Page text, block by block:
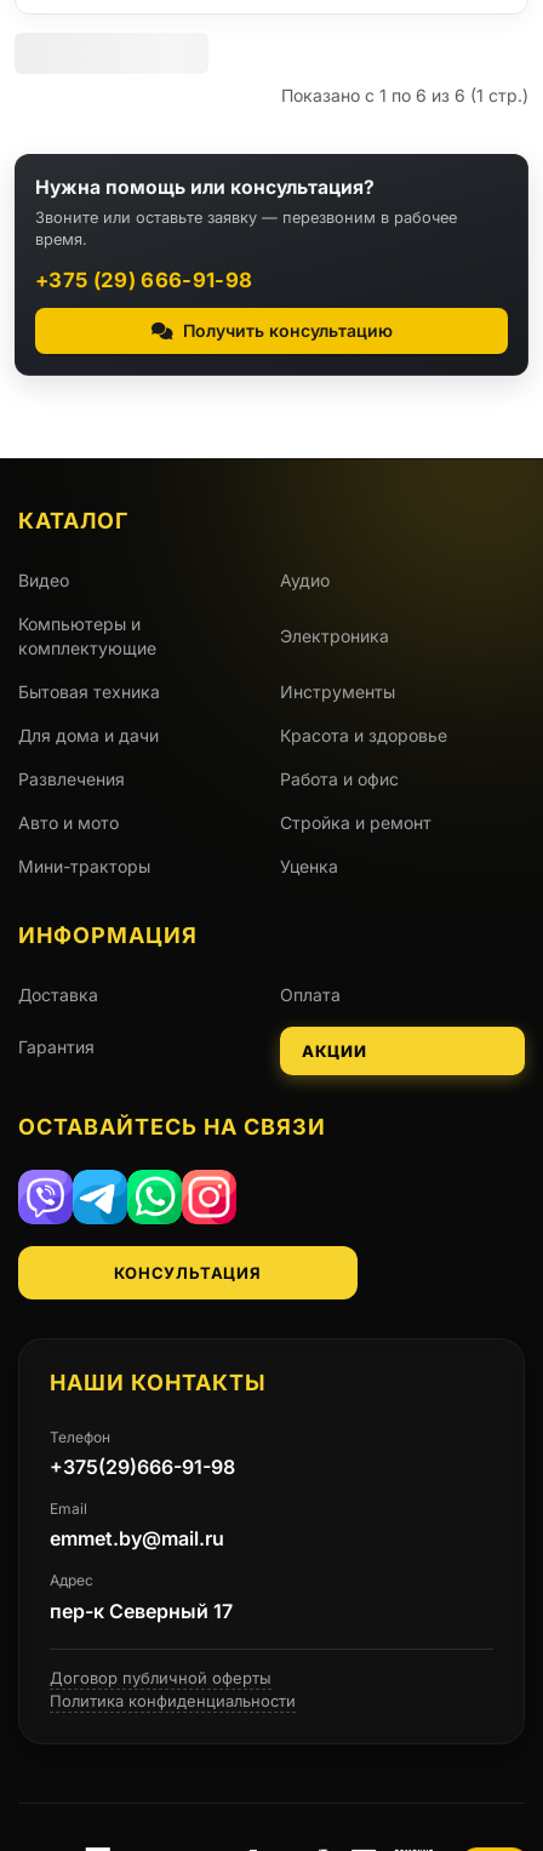
Показано с 1 по 6 из 6 (1 стр.)
Нужна помощь или консультация?
Звоните или оставьте заявку — перезвоним в рабочее
время.
+375 (29) 666-91-98
Получить консультацию
КАТАЛОГ
Видео Аудио
Компьютеры и
комплектующие
Электроника
Бытовая техника Инструменты
Для дома и дачи Красота и здоровье
Развлечения Работа и офис
Авто и мото Стройка и ремонт
Мини-тракторы Уценка
ИНФОРМАЦИЯ
Доставка Оплата
Гарантия АКЦИИ
ОСТАВАЙТЕСЬ НА СВЯЗИ
Viber TelegramWhatsAppInstagram
КОНСУЛЬТАЦИЯ
НАШИ КОНТАКТЫ
Телефон
+375(29)666-91-98
Email
emmet.by@mail.ru
Адрес
пер-к Северный 17
Договор публичной оферты
Политика конфиденциальности